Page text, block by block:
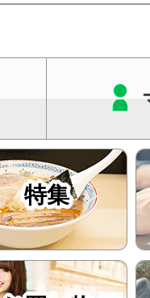
特集